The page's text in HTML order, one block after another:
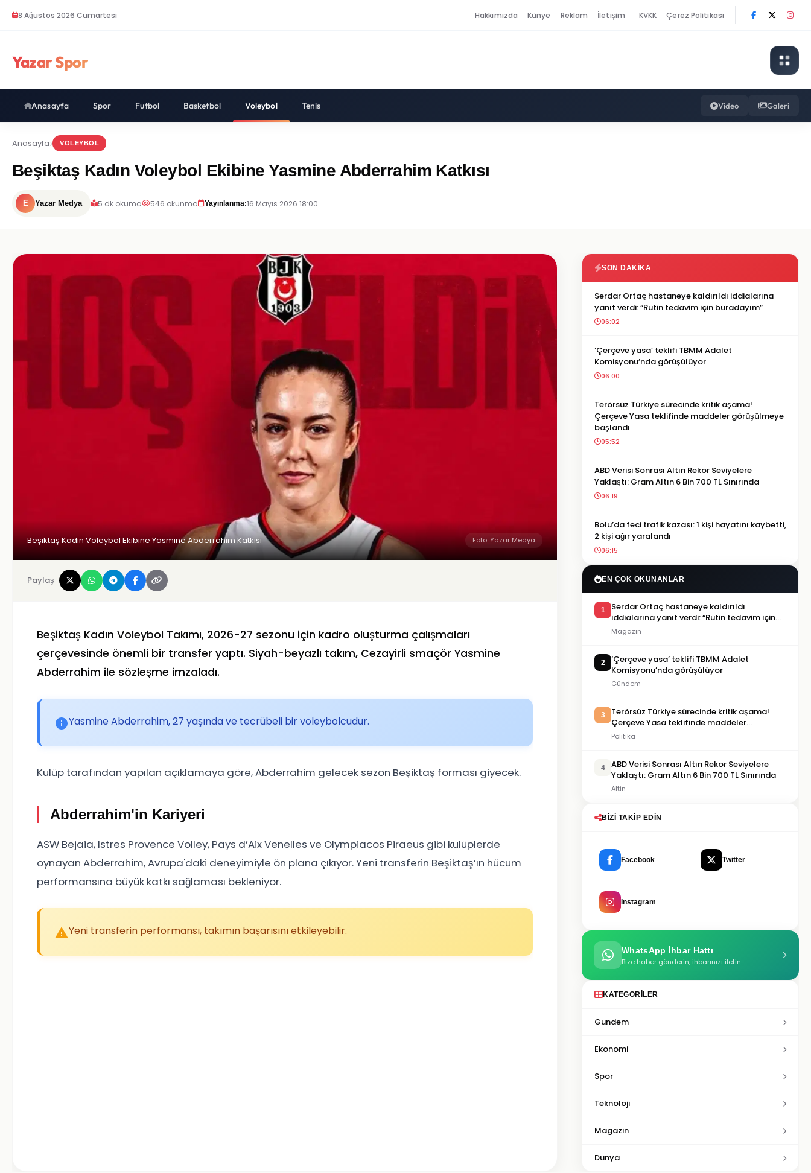
8 Ağustos 2026 Cumartesi Hakkımızda Künye Reklam İletişim KVKK Çerez Politikası
Yazar Spor
Anasayfa Spor Futbol Basketbol Voleybol Tenis Video Galeri
Anasayfa VOLEYBOL
Beşiktaş Kadın Voleybol Ekibine Yasmine Abderrahim Katkısı
E Yazar Medya 5 dk okuma 546 okunma Yayınlanma:16 Mayıs 2026 18:00
Beşiktaş Kadın Voleybol Ekibine Yasmine Abderrahim Katkısı Foto: Yazar Medya
Paylaş
Beşiktaş Kadın Voleybol Takımı, 2026-27 sezonu için kadro oluşturma çalışmaları
çerçevesinde önemli bir transfer yaptı. Siyah-beyazlı takım, Cezayirli smaçör Yasmine
Abderrahim ile sözleşme imzaladı.
Yasmine Abderrahim, 27 yaşında ve tecrübeli bir voleybolcudur.
Kulüp tarafından yapılan açıklamaya göre, Abderrahim gelecek sezon Beşiktaş forması giyecek.
Abderrahim'in Kariyeri
ASW Bejaia, Istres Provence Volley, Pays d’Aix Venelles ve Olympiacos Piraeus gibi kulüplerde
oynayan Abderrahim, Avrupa'daki deneyimiyle ön plana çıkıyor. Yeni transferin Beşiktaş’ın hücum
performansına büyük katkı sağlaması bekleniyor.
Yeni transferin performansı, takımın başarısını etkileyebilir.
SON DAKIKA
Serdar Ortaç hastaneye kaldırıldı iddialarına
yanıt verdi: “Rutin tedavim için buradayım”
06:02
‘Çerçeve yasa’ teklifi TBMM Adalet
Komisyonu’nda görüşülüyor
06:00
Terörsüz Türkiye sürecinde kritik aşama!
Çerçeve Yasa teklifinde maddeler görüşülmeye
başlandı
05:52
ABD Verisi Sonrası Altın Rekor Seviyelere
Yaklaştı: Gram Altın 6 Bin 700 TL Sınırında
06:19
Bolu’da feci trafik kazası: 1 kişi hayatını kaybetti,
2 kişi ağır yaralandı
06:15
EN ÇOK OKUNANLAR
1
Serdar Ortaç hastaneye kaldırıldı
iddialarına yanıt verdi: “Rutin tedavim için
buradayım”
Magazin
2
‘Çerçeve yasa’ teklifi TBMM Adalet
Komisyonu’nda görüşülüyor
Gündem
3
Terörsüz Türkiye sürecinde kritik aşama!
Çerçeve Yasa teklifinde maddeler
görüşülmeye başlandı
Politika
4
ABD Verisi Sonrası Altın Rekor Seviyelere
Yaklaştı: Gram Altın 6 Bin 700 TL Sınırında
Altin
BIZI TAKIP EDIN
Facebook Twitter
Instagram
WhatsApp İhbar Hattı
Bize haber gönderin, ihbarınızı iletin
KATEGORILER
Gundem
Ekonomi
Spor
Teknoloji
Magazin
Dunya